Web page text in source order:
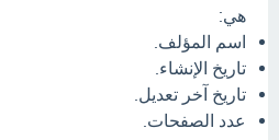
هي:
اسم المؤلف.
تاريخ الإنشاء.
تاريخ آخر تعديل.
عدد الصفحات.